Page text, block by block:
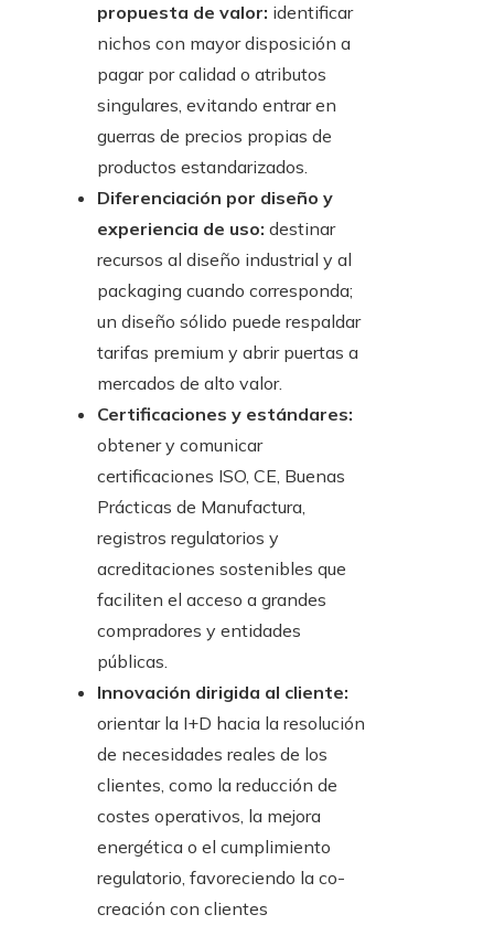
propuesta de valor: identificar
nichos con mayor disposición a
pagar por calidad o atributos
singulares, evitando entrar en
guerras de precios propias de
productos estandarizados.
Diferenciación por diseño y
experiencia de uso: destinar
recursos al diseño industrial y al
packaging cuando corresponda;
un diseño sólido puede respaldar
tarifas premium y abrir puertas a
mercados de alto valor.
Certificaciones y estándares:
obtener y comunicar
certificaciones ISO, CE, Buenas
Prácticas de Manufactura,
registros regulatorios y
acreditaciones sostenibles que
faciliten el acceso a grandes
compradores y entidades
públicas.
Innovación dirigida al cliente:
orientar la I+D hacia la resolución
de necesidades reales de los
clientes, como la reducción de
costes operativos, la mejora
energética o el cumplimiento
regulatorio, favoreciendo la co-
creación con clientes